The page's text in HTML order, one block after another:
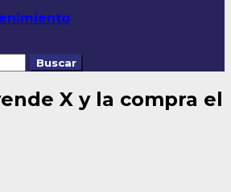
X y la compra el